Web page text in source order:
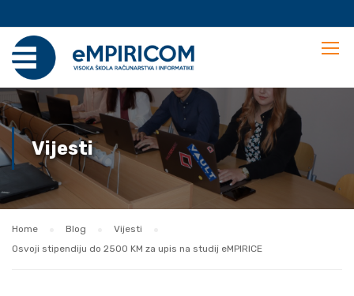
Vijesti
Home Blog
Vijesti
Osvoji stipendiju do 2500 KM za upis na studij eMPIRICE